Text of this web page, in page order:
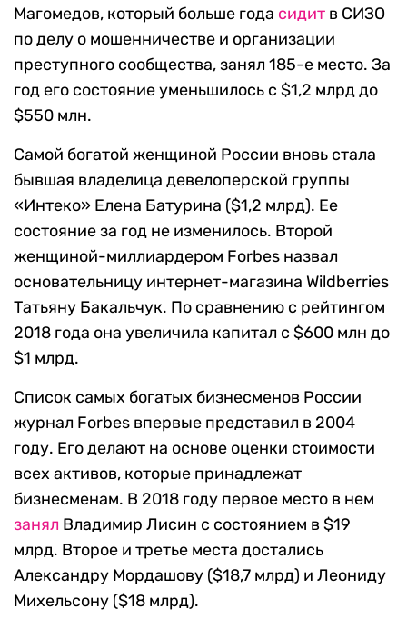
Магомедов, который больше года сидит в СИЗО
по делу о мошенничестве и организации
преступного сообщества, занял 185-е место. За
год его состояние уменьшилось с $1,2 млрд до
$550 млн.
Самой богатой женщиной России вновь стала
бывшая владелица девелоперской группы
«Интеко» Елена Батурина ($1,2 млрд). Ее
состояние за год не изменилось. Второй
женщиной-миллиардером Forbes назвал
основательницу интернет-магазина Wildberries
Татьяну Бакальчук. По сравнению с рейтингом
2018 года она увеличила капитал с $600 млн до
$1 млрд.
Список самых богатых бизнесменов России
журнал Forbes впервые представил в 2004
году. Его делают на основе оценки стоимости
всех активов, которые принадлежат
бизнесменам. В 2018 году первое место в нем
занял Владимир Лисин с состоянием в $19
млрд. Второе и третье места достались
Александру Мордашову ($18,7 млрд) и Леониду
Михельсону ($18 млрд).